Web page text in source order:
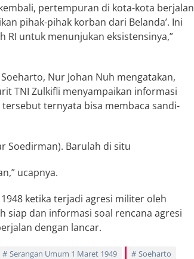
pertempuran di kota-kota berjalan
pihak-pihak korban dari Belanda’. Ini
untuk menunjukan eksistensinya,”
Nur Johan Nuh mengatakan,
TNI Zulkifli menyampaikan informasi
ternyata bisa membaca sandi-
Soedirman). Barulah di situ
ucapnya.
ketika terjadi agresi militer oleh
siap dan informasi soal rencana agresi
dengan lancar.
Serangan Umum 1 Maret 1949
Soeharto